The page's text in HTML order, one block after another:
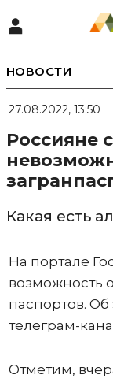
НОВОСТИ
27.08.2022, 13:50
Россияне
Какая есть
На портале
возможность
паспортов. Об
телеграм-
Отметим,